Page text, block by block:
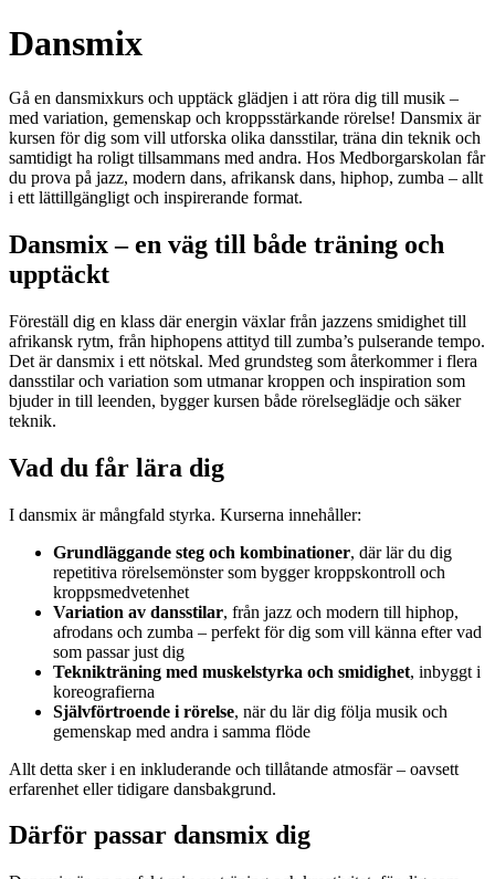
Dansmix
Gå en dansmixkurs och upptäck glädjen i att röra dig till musik –
med variation, gemenskap och kroppsstärkande rörelse! Dansmix är
kursen för dig som vill utforska olika dansstilar, träna din teknik och
samtidigt ha roligt tillsammans med andra. Hos Medborgarskolan får
du prova på jazz, modern dans, afrikansk dans, hiphop, zumba – allt
i ett lättillgängligt och inspirerande format.
Dansmix – en väg till både träning och
upptäckt
Föreställ dig en klass där energin växlar från jazzens smidighet till
afrikansk rytm, från hiphopens attityd till zumba’s pulserande tempo.
Det är dansmix i ett nötskal. Med grundsteg som återkommer i flera
dansstilar och variation som utmanar kroppen och inspiration som
bjuder in till leenden, bygger kursen både rörelseglädje och säker
teknik.
Vad du får lära dig
I dansmix är mångfald styrka. Kurserna innehåller:
Grundläggande steg och kombinationer, där lär du dig
repetitiva rörelsemönster som bygger kroppskontroll och
kroppsmedvetenhet
Variation av dansstilar, från jazz och modern till hiphop,
afrodans och zumba – perfekt för dig som vill känna efter vad
som passar just dig
Teknikträning med muskelstyrka och smidighet, inbyggt i
koreografierna
Självförtroende i rörelse, när du lär dig följa musik och
gemenskap med andra i samma flöde
Allt detta sker i en inkluderande och tillåtande atmosfär – oavsett
erfarenhet eller tidigare dansbakgrund.
Därför passar dansmix dig